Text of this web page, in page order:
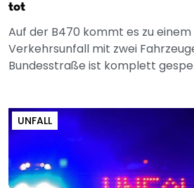
tot
Auf der B470 kommt es zu
Verkehrsunfall mit zwei
Bundesstraße ist komplett
UNFALL